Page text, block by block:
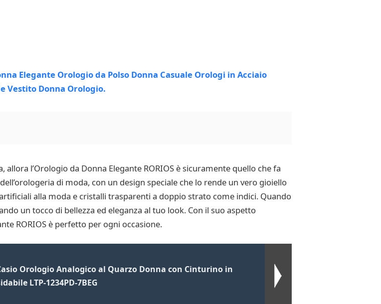
l’Orologio da Donna Elegante RORIOS è sicuramente quello che fa
di moda, con un design speciale che lo rende un vero gioiello
alla moda e cristalli trasparenti a doppio strato come indici. Quando
un tocco di bellezza ed eleganza al tuo look. Con il suo aspetto
RORIOS è perfetto per ogni occasione.
Orologio Analogico al Quarzo Donna con Cinturino in
LTP-1234PD-7BEG